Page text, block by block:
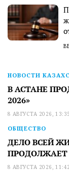
НОВОСТИ
В АСТАНЕ
2026»
8 АВГУСТА 2026, 13:35
ОБЩЕСТВО
ДЕЛО ВСЕЙ
8 АВГУСТА 2026, 11:42